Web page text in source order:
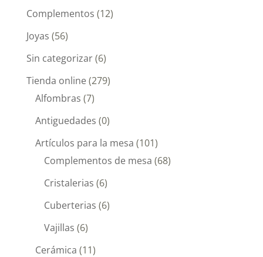
Complementos (12)
Joyas (56)
Sin categorizar(6)
Tienda online(279)
Alfombras (7)
Antiguedades (0)
Artículos para la mesa (101)
Complementos de mesa (68)
Cristalerias (6)
Cuberterias (6)
Vajillas (6)
Cerámica (11)